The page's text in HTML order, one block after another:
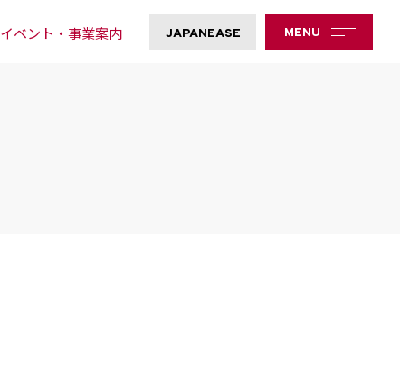
イベント・事業案内 JAPANEASE MENU